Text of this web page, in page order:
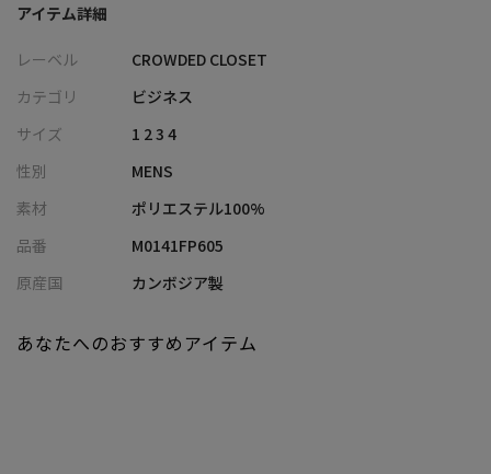
縦横に伸びる2WAYストレッチでストレスフリーな着心地。
も安心。
防シワ性にも優れており、そのまま干してもシワが付きづらいの
接触冷感・撥水まで搭載した、春夏に欠かせない高機能パンツで
す。
機能素材と軽やかなプリントで爽快感のある「ライトグレー」
「ベージュ」「ネイビー」
シャツ、カットソーとインナーを選ばずスタイリングいただけま
アイテム詳細
レーベル
CROWDED CLOSET
カテゴリ
ビジネス
サイズ
1 2 3 4
性別
MENS
素材
ポリエステル100%
品番
M0141FP605
原産国
カンボジア製
あなたへのおすすめアイテム